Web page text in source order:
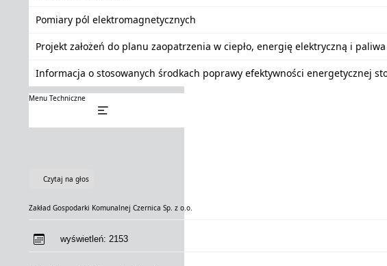
Pomiary pól elektromagnetycznych
Projekt założeń do planu zaopatrzenia w ciepło, energię elektryczną i
Informacja o stosowanych środkach poprawy efektywności energetycznej
Menu Techniczne
Czytaj na głos
Zakład Gospodarki Komunalnej Czernica Sp. z o.o.
wyświetleń: 2153